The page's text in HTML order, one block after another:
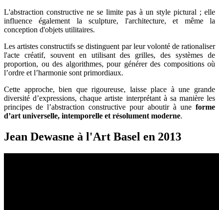
L'abstraction constructive ne se limite pas à un style pictural ; elle
influence également la sculpture, l'architecture, et même la
conception d'objets utilitaires.
Les artistes constructifs se distinguent par leur volonté de rationaliser
l'acte créatif, souvent en utilisant des grilles, des systèmes de
proportion, ou des algorithmes, pour générer des compositions où
l’ordre et l’harmonie sont primordiaux.
Cette approche, bien que rigoureuse, laisse place à une grande
diversité d’expressions, chaque artiste interprétant à sa manière les
principes de l’abstraction constructive pour aboutir à une forme
d’art universelle, intemporelle et résolument moderne.
Jean Dewasne à l'Art Basel en 2013